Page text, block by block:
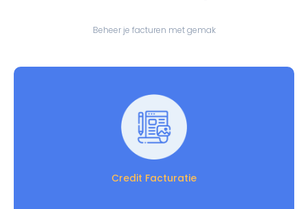
Beheer je facturen met gemak
Credit Facturatie